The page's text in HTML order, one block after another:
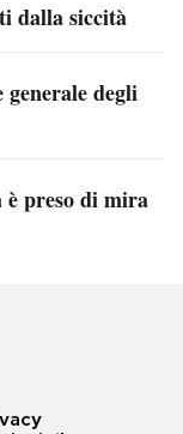
dalla siccità
degli
preso di mira